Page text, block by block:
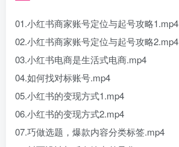
01.小红书商家账号定位与起号攻略1.mp4
02.小红书商家账号定位与起号攻略2.mp4
03.小红书电商是生活式电商.mp4
04.如何找对标账号.mp4
05.小红书的变现方式1.mp4
06.小红书的变现方式2.mp4
07.巧做选题，爆款内容分类标签.mp4